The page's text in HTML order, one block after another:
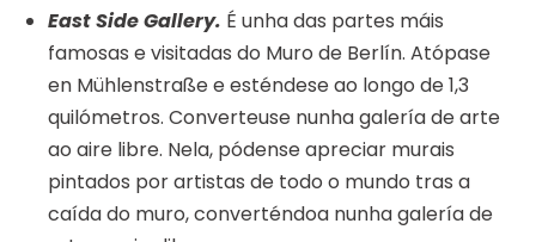
East Side Gallery. É unha das partes máis
famosas e visitadas do Muro de Berlín. Atópase
en Mühlenstraße e esténdese ao longo de 1,3
quilómetros. Converteuse nunha galería de arte
ao aire libre. Nela, pódense apreciar murais
pintados por artistas de todo o mundo tras a
caída do muro, converténdoa nunha galería de